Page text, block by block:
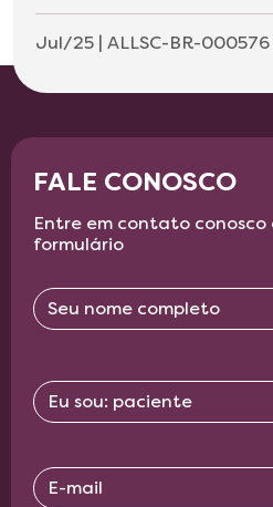
Jul/25 | ALLSC-BR-000576
FALE CONOSCO
Entre em contato
formulário